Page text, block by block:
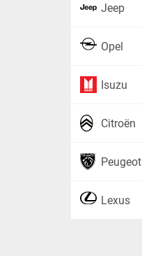
Jeep
Opel
Isuzu
Citroën
Peugeot
Lexus